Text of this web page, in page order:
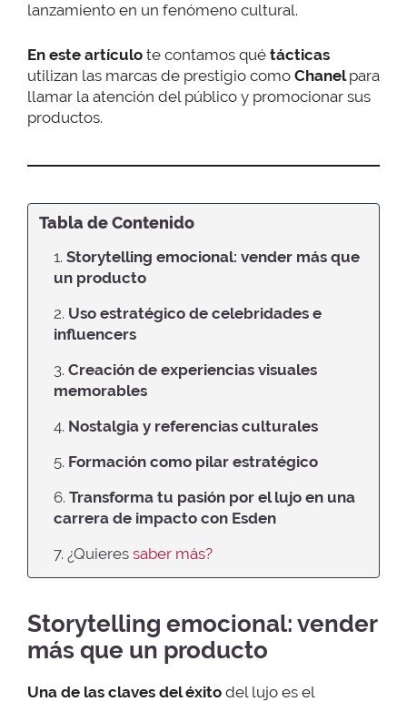
lanzamiento en un fenómeno cultural.
En este artículo te contamos qué tácticas
utilizan las marcas de prestigio como Chanelpara
llamar la atención del público y promocionar sus
productos.
Tabla de Contenido
1. Storytelling emocional: vender más que
un producto
2. Uso estratégico de celebridades e
influencers
3. Creación de experiencias visuales
memorables
4. Nostalgia y referencias culturales
5. Formación como pilar estratégico
6. Transforma tu pasión por el lujo en una
carrera de impacto con Esden
7. ¿Quieres saber más?
Storytelling emocional: vender
más que un producto
Una de las claves del éxito del lujo es el